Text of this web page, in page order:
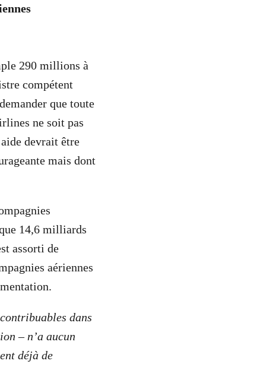
290 millions à
compétent
que toute
ne soit pas
devrait être
mais dont
14,6 milliards
assorti de
aériennes
dans
– n’a aucun
déjà de